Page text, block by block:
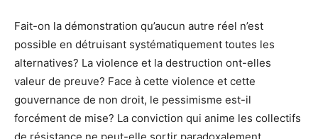
Fait-on la démonstration qu’aucun autre réel n’est
possible en détruisant systématiquement toutes les
alternatives? La violence et la destruction ont-elles
valeur de preuve? Face à cette violence et cette
gouvernance de non droit, le pessimisme est-il
forcément de mise? La conviction qui anime les collectifs
de résistance ne peut-elle sortir paradoxalement